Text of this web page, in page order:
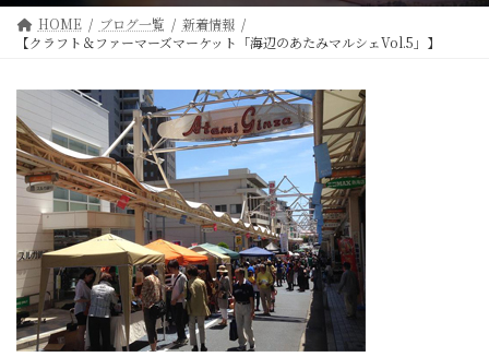
プ
動
HOME ブログ一覧
新着情報
【クラフト＆ファーマーズマーケット「海辺のあたみマルシェVol.5」】